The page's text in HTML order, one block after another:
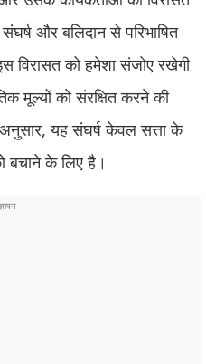
और बलिदान से परिभाषित
विरासत को हमेशा संजोए रखेगी
मूल्यों को संरक्षित करने की
यह संघर्ष केवल सत्ता के
बचाने के लिए है।